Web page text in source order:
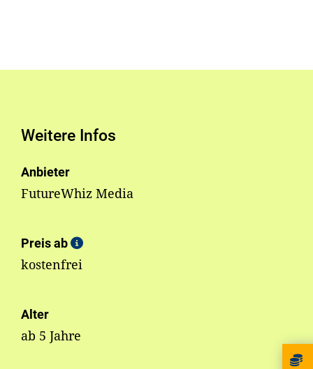
Weitere Infos
Anbieter
FutureWhiz Media
Preis ab
kostenfrei
Alter
ab 5 Jahre